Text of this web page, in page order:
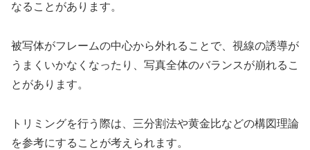
なることがあります。
被写体がフレームの中心から外れることで、視線の誘導が
うまくいかなくなったり、写真全体のバランスが崩れるこ
とがあります。
トリミングを行う際は、三分割法や黄金比などの構図理論
を参考にすることが考えられます。